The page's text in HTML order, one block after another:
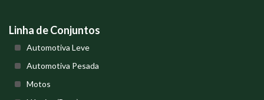
Linha de Conjuntos
Automotiva Leve
Automotiva Pesada
Motos